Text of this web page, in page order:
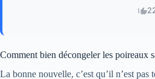
Comment bien décongeler les poireaux
La bonne nouvelle, c’est qu’il n’est